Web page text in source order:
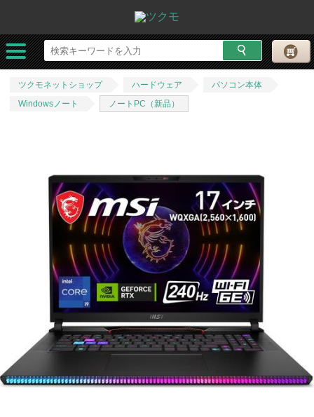
ツクモネットショップ ハードウェア
パソコン本体
Windowsノート
ノートPC（新品）